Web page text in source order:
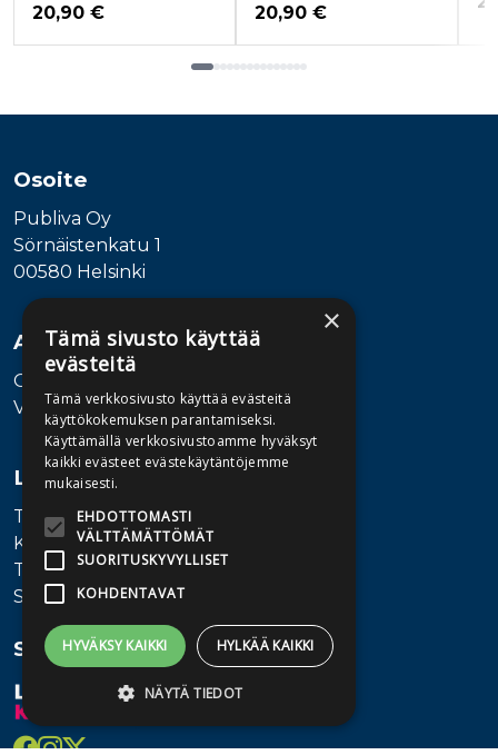
Hinta nyt
20,90 € Hinta nyt
20,90 €
Osoite
Publiva Oy
Sörnäistenkatu 1
00580 Helsinki
Asiakaspalvelu
Ota yhteyttä
Vaihde: 010 345100
Lisätietoa
Toimitusehdot
Käyttöohjeet
Tietosuojaseloste
Saavutettavuusseloste
Seuraa meitä
×
Tämä sivusto käyttää
evästeitä
Tämä verkkosivusto käyttää evästeitä
käyttökokemuksen parantamiseksi.
Käyttämällä verkkosivustoamme hyväksyt
kaikki evästeet evästekäytäntöjemme
mukaisesti.
EHDOTTOMASTI
VÄLTTÄMÄTTÖMÄT
SUORITUSKYVYLLISET
KOHDENTAVAT
HYVÄKSY KAIKKI HYLKÄÄ KAIKKI
NÄYTÄ TIEDOT